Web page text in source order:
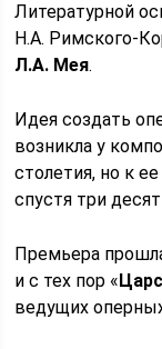
Литературной
Н.А. Римского-
Л.А. Мея.
Идея создать
возникла у
столетия, но к
спустя три
Премьера
и с тех пор «
ведущих